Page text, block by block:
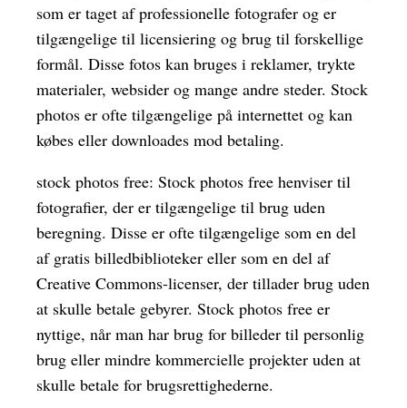
som er taget af professionelle fotografer og er
tilgængelige til licensiering og brug til forskellige
formål. Disse fotos kan bruges i reklamer, trykte
materialer, websider og mange andre steder. Stock
photos er ofte tilgængelige på internettet og kan
købes eller downloades mod betaling.
stock photos free: Stock photos free henviser til
fotografier, der er tilgængelige til brug uden
beregning. Disse er ofte tilgængelige som en del
af gratis billedbiblioteker eller som en del af
Creative Commons-licenser, der tillader brug uden
at skulle betale gebyrer. Stock photos free er
nyttige, når man har brug for billeder til personlig
brug eller mindre kommercielle projekter uden at
skulle betale for brugsrettighederne.